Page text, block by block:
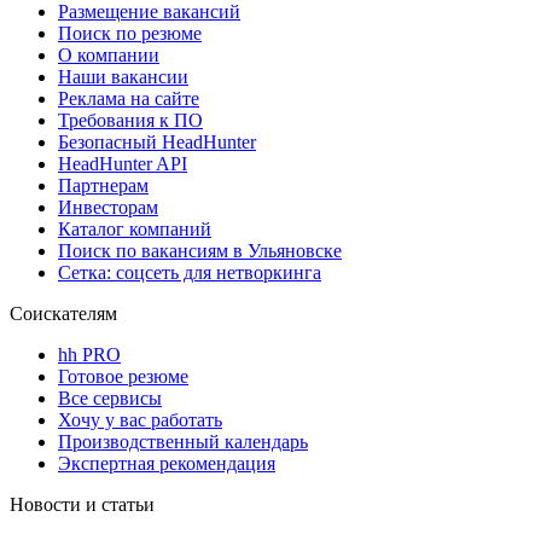
Размещение вакансий
Поиск по резюме
О компании
Наши вакансии
Реклама на сайте
Требования к ПО
Безопасный HeadHunter
HeadHunter API
Партнерам
Инвесторам
Каталог компаний
Поиск по вакансиям в Ульяновске
Сетка: соцсеть для нетворкинга
Соискателям
hh PRO
Готовое резюме
Все сервисы
Хочу у вас работать
Производственный календарь
Экспертная рекомендация
Новости и статьи